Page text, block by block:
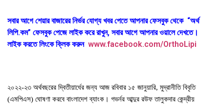
সবার আগে শেয়ার বাজারের নির্ভর যোগ্য খবর পেতে আপনার ফেসবুক থেকে “অর্থ
লিপি.কম” ফেসবুক পেজে লাইক করে রাখুন, সবার আগে আপনার ওয়ালে দেখতে।
লাইক করতে লিংকে ক্লিক করুন www.facebook.com/OrthoLipi
২০২২-২৩ অর্থবছরের দ্বিতীয়ার্ধের জন্য আজ রবিবার ১৫ জানুয়ারি, মুদ্রানীতি বিবৃতি
(এমপিএস) ঘোষণা করবে বাংলাদেশ ব্যাংক। গভর্নর আব্দুর রউফ তালুকদার কেন্দ্রীয়